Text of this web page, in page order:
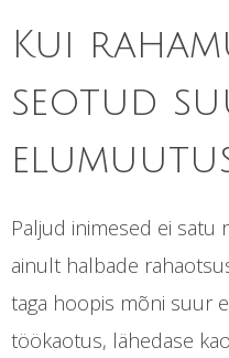
Kui
seotud
Paljud inimesed ei satu
ainult halbade
taga hoopis mõni suur
töökaotus, lähedase